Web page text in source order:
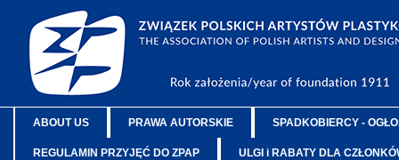
ABOUT US PRAWA AUTORSKIE SPADKOBIERCY -
REGULAMIN PRZYJĘĆ DO ZPAP ULGI i RABATY DLA